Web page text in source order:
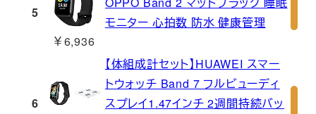
5
￥6,936
モニター 心拍数 防水 健康管理
6
【体組成計セット】HUAWEI スマー
トウォッチ Band 7 フルビューディ
スプレイ1.47インチ 2週間持続バッ